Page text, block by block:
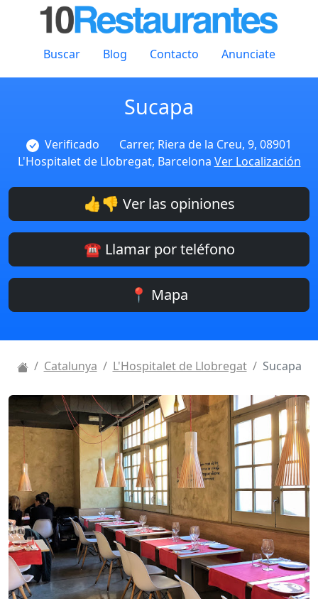
Buscar Blog Contacto Anunciate
Sucapa
Verificado
Carrer, Riera de la Creu, 9, 08901
L'Hospitalet de Llobregat, Barcelona Ver Localización
👍👎 Ver las opiniones
☎️ Llamar por teléfono
📍 Mapa
Catalunya L'Hospitalet de Llobregat Sucapa